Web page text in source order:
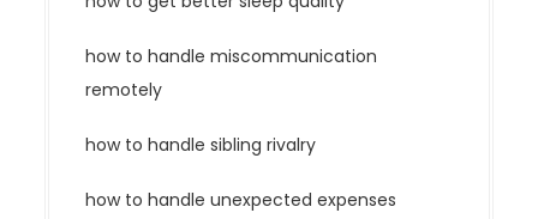
how to handle miscommunication
remotely
how to handle sibling rivalry
how to handle unexpected expenses